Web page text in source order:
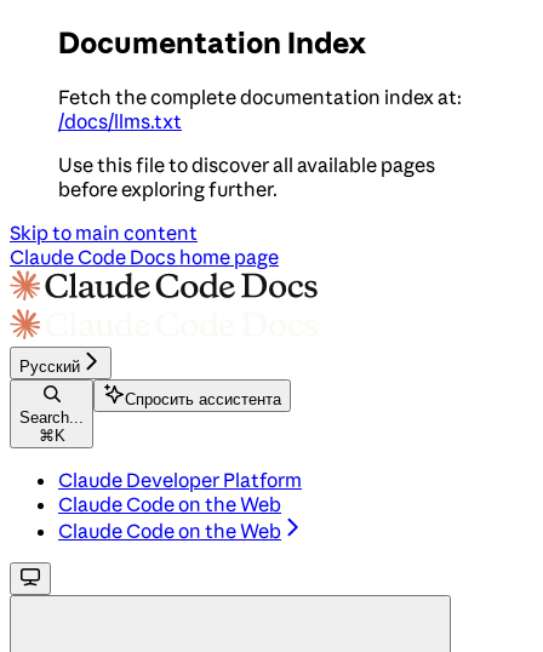
Documentation Index
Fetch the complete documentation index at:
/docs/llms.txt
Use this file to discover all available pages
before exploring further.
Skip to main content
Claude Code Docs home page
Русский
Search...
⌘ K
Спросить ассистента
Claude Developer Platform
Claude Code on the Web
Claude Code on the Web